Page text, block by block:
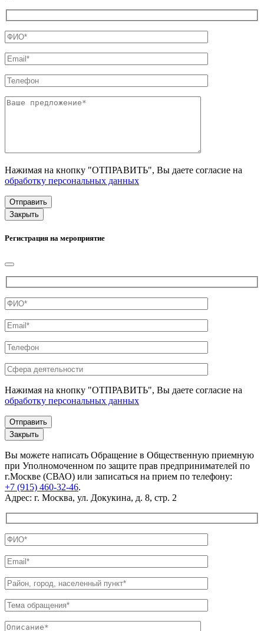
Нажимая на кнопку "ОТПРАВИТЬ", Вы даете согласие на
обработку персональных данных
Закрыть
Регистрация на мероприятие
Нажимая на кнопку "ОТПРАВИТЬ", Вы даете согласие на
обработку персональных данных
Закрыть
Вы можете написать Обращение в Общественную приемную
при Уполномоченном по защите прав предпринимателей по
г.Москве (СВАО) или записаться на прием по телефону:
+7 (915) 460-32-46.
Адрес: г. Москва, ул. Докукина, д. 8, стр. 2